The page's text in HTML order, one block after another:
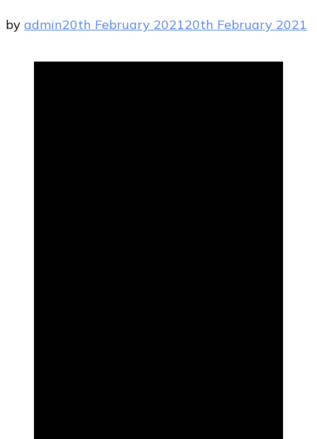
by admin20th February 202120th February 2021